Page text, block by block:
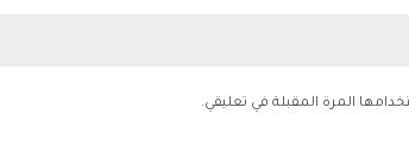
المرة المقبلة في تعليقي.